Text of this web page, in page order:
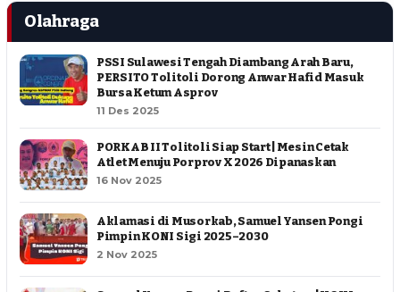
Olahraga
PSSI Sulawesi Tengah Diambang Arah Baru,
PERSITO Tolitoli Dorong Anwar Hafid Masuk
Bursa Ketum Asprov
11 Des 2025
PORKAB II Tolitoli Siap Start | Mesin Cetak
Atlet Menuju Porprov X 2026 Dipanaskan
16 Nov 2025
Aklamasi di Musorkab, Samuel Yansen Pongi
Pimpin KONI Sigi 2025–2030
2 Nov 2025